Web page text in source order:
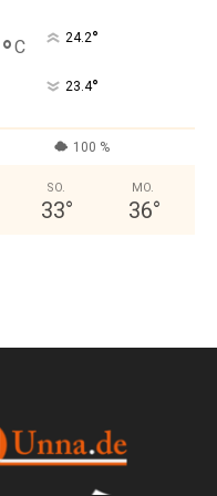
°C 24.2°
23.4°
100 %
SO.
33°
MO.
36°